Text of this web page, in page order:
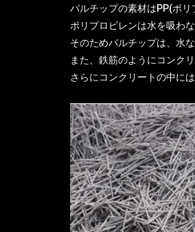
バルチップの素材はPP(ポリ
ポリプロピレンは水を吸わ
そのためバルチップは、水
また、鉄筋のようにコンク
さらにコンクリートの中に